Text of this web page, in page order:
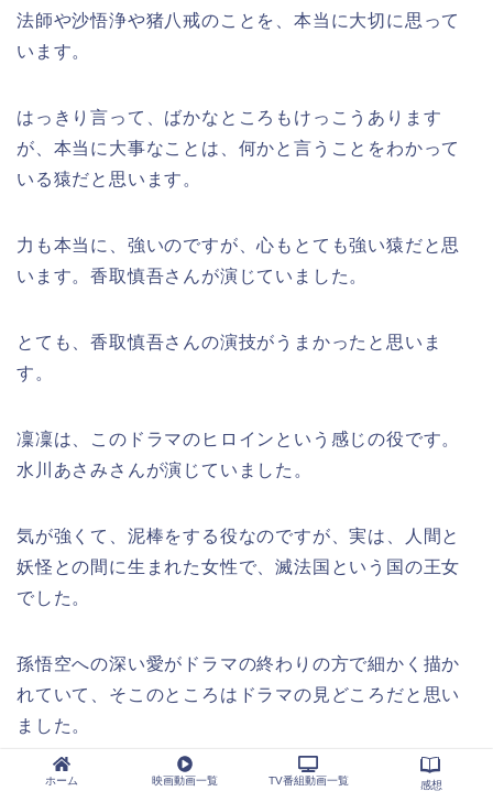
法師や沙悟浄や猪八戒のことを、本当に大切に思って
います。
はっきり言って、ばかなところもけっこうあります
が、本当に大事なことは、何かと言うことをわかって
いる猿だと思います。
力も本当に、強いのですが、心もとても強い猿だと思
います。香取慎吾さんが演じていました。
とても、香取慎吾さんの演技がうまかったと思いま
す。
凜凜は、このドラマのヒロインという感じの役です。
水川あさみさんが演じていました。
気が強くて、泥棒をする役なのですが、実は、人間と
妖怪との間に生まれた女性で、滅法国という国の王女
でした。
孫悟空への深い愛がドラマの終わりの方で細かく描か
れていて、そこのところはドラマの見どころだと思い
ました。
ホーム 映画動画一覧 TV番組動画一覧 感想